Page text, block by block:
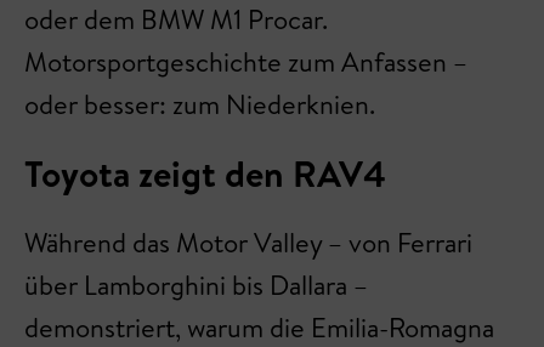
oder dem BMW M1 Procar.
Motorsportgeschichte zum Anfassen –
oder besser: zum Niederknien.
Toyota zeigt den RAV4
Während das Motor Valley – von Ferrari
über Lamborghini bis Dallara –
demonstriert, warum die Emilia-Romagna